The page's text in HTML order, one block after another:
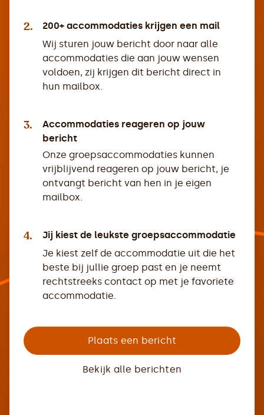
2.
200+ accommodaties krijgen een mail
Wij sturen jouw bericht door naar alle
accommodaties die aan jouw wensen
voldoen, zij krijgen dit bericht direct in
hun mailbox.
3.
Accommodaties reageren op jouw
bericht
Onze groepsaccommodaties kunnen
vrijblijvend reageren op jouw bericht, je
ontvangt bericht van hen in je eigen
mailbox.
4.
Jij kiest de leukste groepsaccommodatie
Je kiest zelf de accommodatie uit die het
beste bij jullie groep past en je neemt
rechtstreeks contact op met je favoriete
accommodatie.
Plaats een bericht
Bekijk alle berichten